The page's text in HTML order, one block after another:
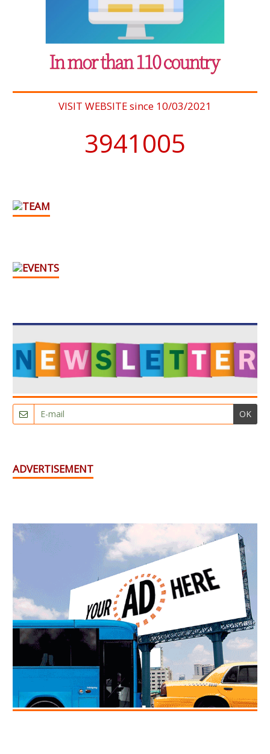
VISIT WEBSITE since 10/03/2021
4076902
OK
ADVERTISEMENT